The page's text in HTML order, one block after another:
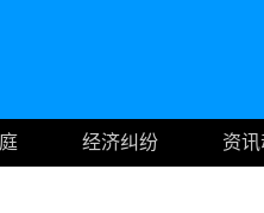
经济纠纷 资